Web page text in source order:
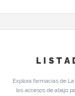
Explora farmacias de
los accesos de abajo